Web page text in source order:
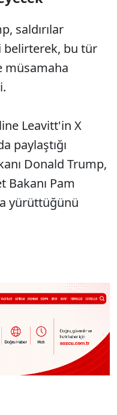
saldırılar
belirterek, bu tür
müsamaha
Leavitt'in X
paylaştığı
Donald Trump,
Bakanı Pam
yürüttüğünü